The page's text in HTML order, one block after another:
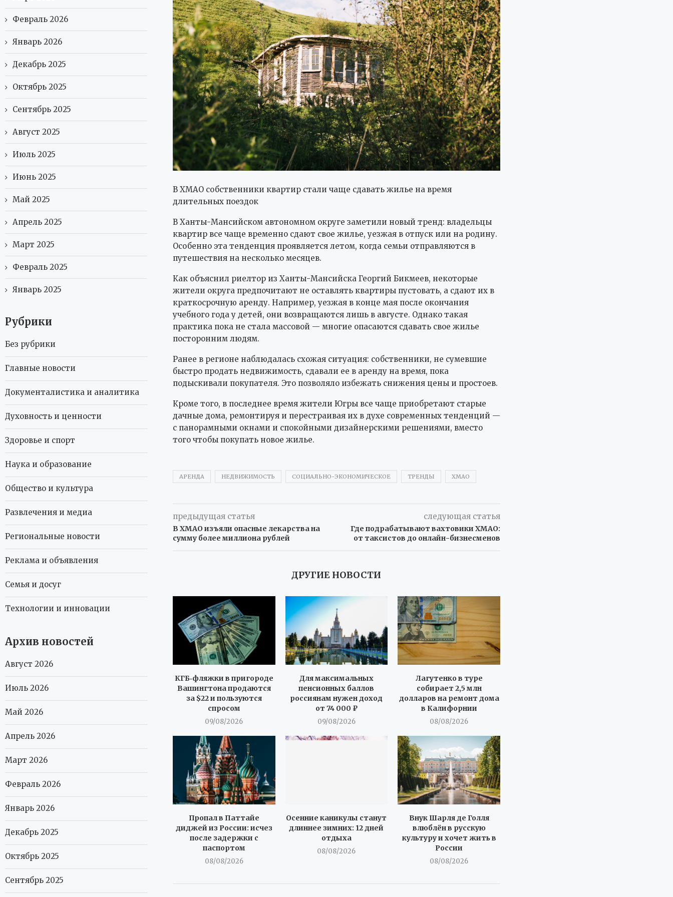
В ХМАО собственники квартир стали чаще сдавать жилье на время
длительных поездок
В Ханты-Мансийском автономном округе заметили новый тренд: владельцы
квартир все чаще временно сдают свое жилье, уезжая в отпуск или на родину.
Особенно эта тенденция проявляется летом, когда семьи отправляются в
путешествия на несколько месяцев.
Как объяснил риелтор из Ханты-Мансийска Георгий Бикмеев, некоторые
жители округа предпочитают не оставлять квартиры пустовать, а сдают их в
краткосрочную аренду. Например, уезжая в конце мая после окончания
учебного года у детей, они возвращаются лишь в августе. Однако такая
практика пока не стала массовой — многие опасаются сдавать свое жилье
посторонним людям.
Ранее в регионе наблюдалась схожая ситуация: собственники, не сумевшие
быстро продать недвижимость, сдавали ее в аренду на время, пока
подыскивали покупателя. Это позволяло избежать снижения цены и простоев.
Кроме того, в последнее время жители Югры все чаще приобретают старые
дачные дома, ремонтируя и перестраивая их в духе современных тенденций —
с панорамными окнами и спокойными дизайнерскими решениями, вместо
того чтобы покупать новое жилье.
АРЕНДА НЕДВИЖИМОСТЬ СОЦИАЛЬНО-ЭКОНОМИЧЕСКОЕ ТРЕНДЫ ХМАО
предыдущая статья
В ХМАО изъяли опасные лекарства на
сумму более миллиона рублей
следующая статья
Где подрабатывают вахтовики ХМАО:
от таксистов до онлайн-бизнесменов
ДРУГИЕ НОВОСТИ
КГБ‑фляжки в пригороде
Вашингтона продаются
за $22 и пользуются
спросом
09/08/2026
Для максимальных
пенсионных баллов
россиянам нужен доход
от 74 000 ₽
09/08/2026
Лагутенко в туре
собирает 2,5 млн
долларов на ремонт дома
в Калифорнии
08/08/2026
Пропал в Паттайе
диджей из России: исчез
после задержки с
паспортом
08/08/2026
Осенние каникулы станут
длиннее зимних: 12 дней
отдыха
08/08/2026
Внук Шарля де Голля
влюблён в русскую
культуру и хочет жить в
России
08/08/2026
Февраль 2026
Январь 2026
Декабрь 2025
Октябрь 2025
Сентябрь 2025
Август 2025
Июль 2025
Июнь 2025
Май 2025
Апрель 2025
Март 2025
Февраль 2025
Январь 2025
Рубрики
Без рубрики
Главные новости
Документалистика и аналитика
Духовность и ценности
Здоровье и спорт
Наука и образование
Общество и культура
Развлечения и медиа
Региональные новости
Реклама и объявления
Семья и досуг
Технологии и инновации
Архив новостей
Август 2026
Июль 2026
Май 2026
Апрель 2026
Март 2026
Февраль 2026
Январь 2026
Декабрь 2025
Октябрь 2025
Сентябрь 2025